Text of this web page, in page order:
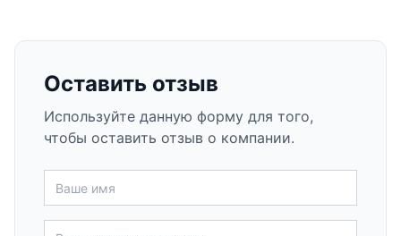
Оставить отзыв
Используйте данную форму для того,
чтобы оставить отзыв о компании.